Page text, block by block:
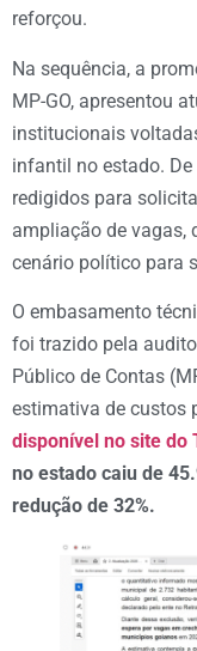
reforçou.
Na sequência, a
MP-GO, apresentou
institucionais
infantil no estado.
redigidos para
ampliação de vagas,
cenário político para
O embasamento
foi trazido pela
Público de Contas
estimativa de custos
disponível no site do
no estado caiu de
redução de 32%.